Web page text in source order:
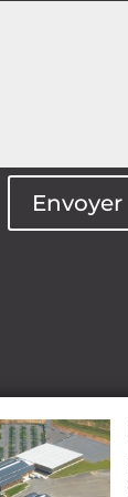
Envoyer